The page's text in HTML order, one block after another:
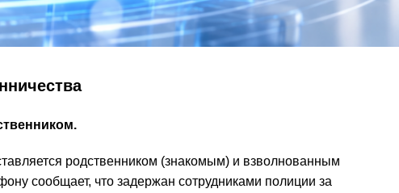
родственником (знакомым) и взволнованным
сообщает, что задержан сотрудниками полиции за